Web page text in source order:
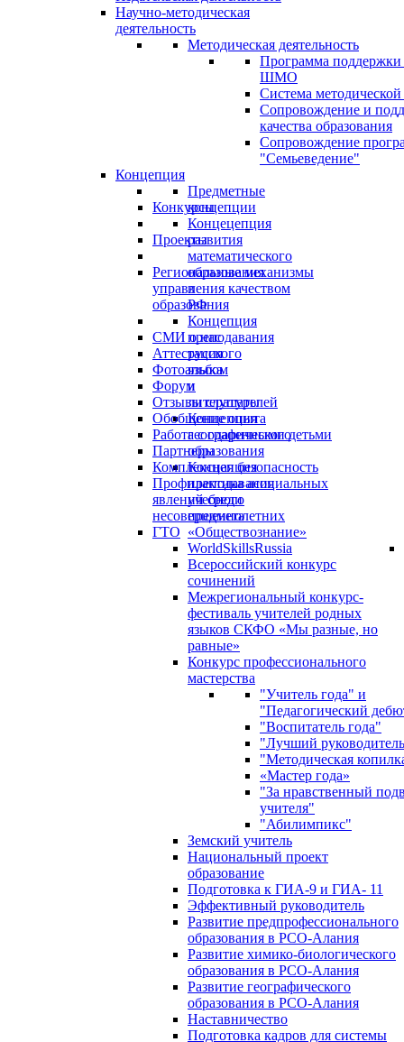
Научно-методическая
деятельность
Методическая деятельность
Программа
ШМО
Система
Сопровождение и
качества образования
Сопровождение
"Семьеведение"
Концепция
Предметные
концепции
Концецепция
развития
математического
образования
в
РФ
Концепция
преподавания
русского
языка
и
литературы
Концепция
географического
образования
Концепция
преподавания
учебного
предмета
«Обществознание»
Конкурсы
WorldSkillsRussia
Всероссийский конкурс
сочинений
Межрегиональный конкурс-
фестиваль учителей родных
языков СКФО «Мы разные, но
равные»
Конкурс профессионального
мастерства
"Учитель года" и
"Педагогический
"Воспитатель года"
"Лучший
"Методическая
«Мастер года»
"За нравственный
учителя"
"Абилимпикс"
Земский учитель
Проекты
Национальный проект
образование
Подготовка к ГИА-9 и ГИА- 11
Эффективный руководитель
Развитие предпрофессионального
образования в РСО-Алания
Развитие химико-биологического
образования в РСО-Алания
Развитие географического
образования в РСО-Алания
Наставничество
Подготовка кадров для системы
Региональные механизмы
управления качеством
образования
СМИ о нас
Аттестация
Фотоальбом
Форум
Отзывы слушателей
Обобщение опыта
Работа с одаренными детьми
Партнеры
Комплексная безопасность
Профилактика асоциальных
явлений среди
несовершеннолетних
ГТО